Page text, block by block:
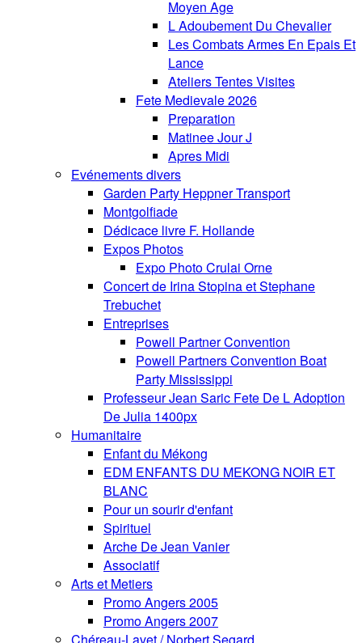
Moyen Age
L Adoubement Du Chevalier
Les Combats Armes En Epais Et
Lance
Ateliers Tentes Visites
Fete Medievale 2026
Preparation
Matinee Jour J
Apres Midi
Evénements divers
Garden Party Heppner Transport
Montgolfiade
Dédicace livre F. Hollande
Expos Photos
Expo Photo Crulai Orne
Concert de Irina Stopina et Stephane
Trebuchet
Entreprises
Powell Partner Convention
Powell Partners Convention Boat
Party Mississippi
Professeur Jean Saric Fete De L Adoption
De Julia 1400px
Humanitaire
Enfant du Mékong
EDM ENFANTS DU MEKONG NOIR ET
BLANC
Pour un sourir d'enfant
Spirituel
Arche De Jean Vanier
Associatif
Arts et Metiers
Promo Angers 2005
Promo Angers 2007